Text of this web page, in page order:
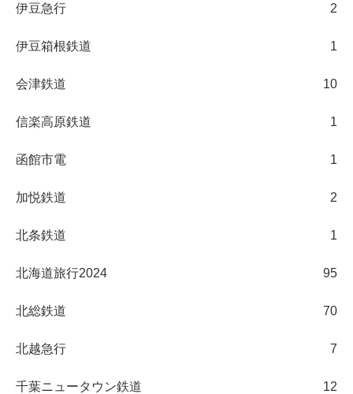
伊豆急行 2
伊豆箱根鉄道 1
会津鉄道 10
信楽高原鉄道 1
函館市電 1
加悦鉄道 2
北条鉄道 1
北海道旅行2024 95
北総鉄道 70
北越急行 7
千葉ニュータウン鉄道 12